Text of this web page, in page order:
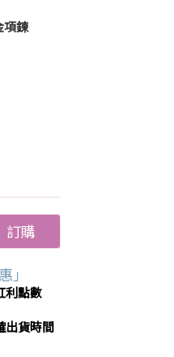
項鍊
訂購
」
利點數
出貨時間